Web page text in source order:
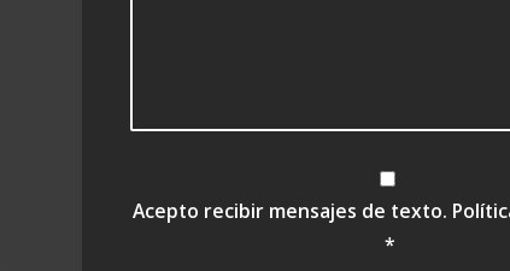
Acepto recibir mensajes de texto.
*